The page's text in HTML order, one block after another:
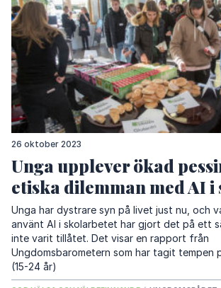
26 oktober 2023
Unga upplever ökad
etiska dilemman med AI i
Unga har dystrare syn på livet just nu, och
använt AI i skolarbetet har gjort det på ett
inte varit tillåtet. Det visar en rapport från
Ungdomsbarometern som har tagit tempen
(15-24 år)